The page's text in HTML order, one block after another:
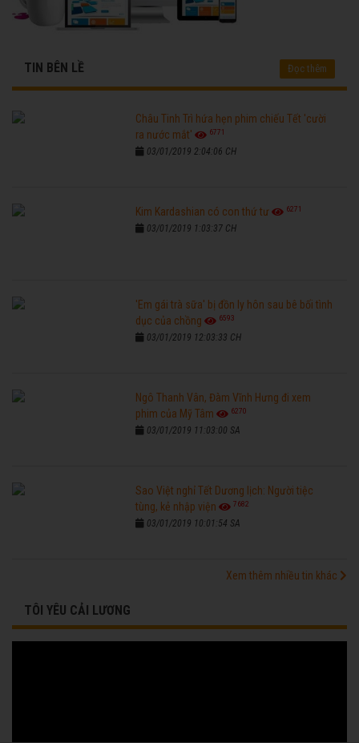
TIN BÊN LỀ Đọc thêm
Châu Tinh Trì hứa hẹn phim chiếu Tết 'cười
ra nước mắt'
6771
03/01/2019 2:04:06 CH
Kim Kardashian có con thứ tư 6271
03/01/2019 1:03:37 CH
'Em gái trà sữa' bị đồn ly hôn sau bê bối tình
dục của chồng
6593
03/01/2019 12:03:33 CH
Ngô Thanh Vân, Đàm Vĩnh Hưng đi xem
phim của Mỹ Tâm
6270
03/01/2019 11:03:00 SA
Sao Việt nghỉ Tết Dương lịch: Người tiệc
tùng, kẻ nhập viện
7682
03/01/2019 10:01:54 SA
Xem thêm nhiều tin khác
TÔI YÊU CẢI LƯƠNG